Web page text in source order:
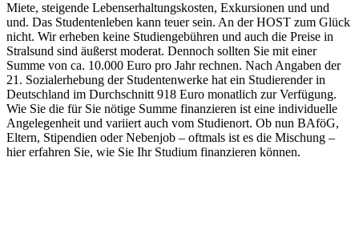
Miete, steigende Lebenserhaltungskosten, Exkursionen und und
und. Das Studentenleben kann teuer sein. An der HOST zum Glück
nicht. Wir erheben keine Studiengebühren und auch die Preise in
Stralsund sind äußerst moderat. Dennoch sollten Sie mit einer
Summe von ca. 10.000 Euro pro Jahr rechnen. Nach Angaben der
21. Sozialerhebung der Studentenwerke hat ein Studierender in
Deutschland im Durchschnitt 918 Euro monatlich zur Verfügung.
Wie Sie die für Sie nötige Summe finanzieren ist eine individuelle
Angelegenheit und variiert auch vom Studienort. Ob nun BAföG,
Eltern, Stipendien oder Nebenjob – oftmals ist es die Mischung –
hier erfahren Sie, wie Sie Ihr Studium finanzieren können.